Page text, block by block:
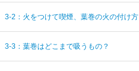
3-2：火をつけて喫煙、葉巻の火の付け方
3-3：葉巻はどこまで吸うもの？